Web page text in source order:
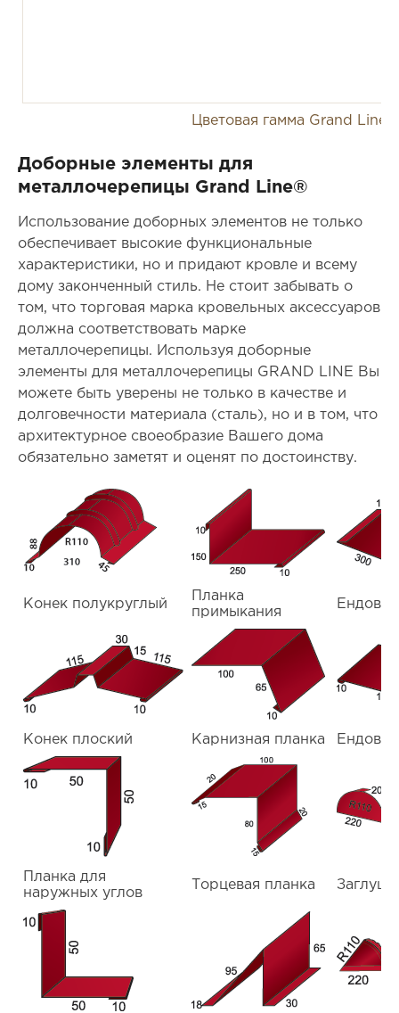
Цветовая гамма Grand Line
Доборные элементы для
металлочерепицы Grand Line®
Использование доборных элементов не только
обеспечивает высокие функциональные
характеристики, но и придают кровле и всему
дому законченный стиль. Не стоит забывать о
том, что торговая марка кровельных аксессуаров
должна соответствовать марке
металлочерепицы. Используя доборные
элементы для металлочерепицы GRAND LINE Вы
можете быть уверены не только в качестве и
долговечности материала (сталь), но и в том, что
архитектурное своеобразие Вашего дома
обязательно заметят и оценят по достоинству.
Конек полукруглый
Планка
примыкания
Ендова
Конек плоский Карнизная планка Ендова
Планка для
наружных углов
Торцевая планка